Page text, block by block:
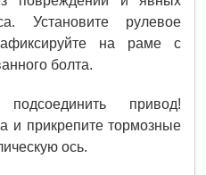
Установите рулевое
на раме с
болта.
привод!
и прикрепите тормозные
ось.